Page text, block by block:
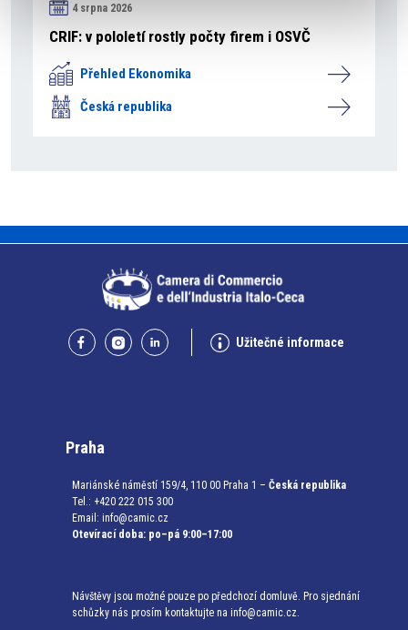
4 srpna 2026
CRIF: v pololetí rostly počty firem i OSVČ
Přehled Ekonomika
Česká republika
Užitečné informace
Praha
Mariánské náměstí 159/4, 110 00 Praha 1 – Česká republika
Tel.: +420 222 015 300
Email: info@camic.cz
Otevírací doba: po–pá 9:00–17:00
Návštěvy jsou možné pouze po předchozí domluvě. Pro sjednání
schůzky nás prosím kontaktujte na info@camic.cz.